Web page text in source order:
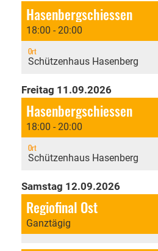
Hasenbergschiessen
18:00 - 20:00
Ort
Schützenhaus Hasenberg
Freitag 11.09.2026
Hasenbergschiessen
18:00 - 20:00
Ort
Schützenhaus Hasenberg
Samstag 12.09.2026
Regiofinal Ost
Ganztägig